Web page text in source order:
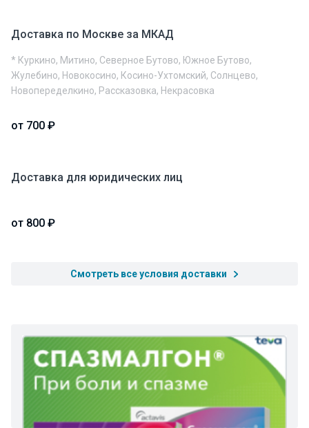
Доставка по Москве за МКАД
* Куркино, Митино, Северное Бутово, Южное Бутово,
Жулебино, Новокосино, Косино-Ухтомский, Солнцево,
Новопеределкино, Рассказовка, Некрасовка
от 700 ₽
Доставка для юридических лиц
от 800 ₽
Смотреть все условия доставки